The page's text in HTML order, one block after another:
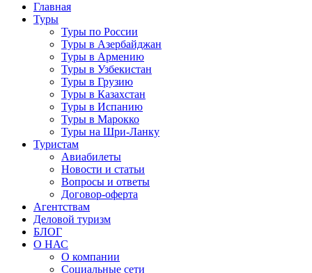
Главная
Туры
Туры по России
Туры в Азербайджан
Туры в Армению
Туры в Узбекистан
Туры в Грузию
Туры в Казахстан
Туры в Испанию
Туры в Марокко
Туры на Шри-Ланку
Туристам
Авиабилеты
Новости и статьи
Вопросы и ответы
Договор-оферта
Агентствам
Деловой туризм
БЛОГ
О НАС
О компании
Социальные сети